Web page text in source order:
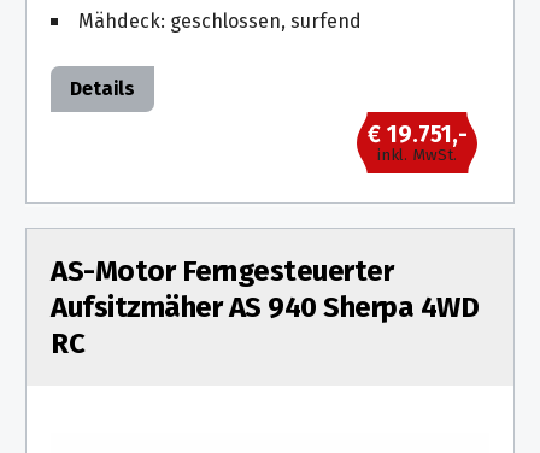
Mähdeck: geschlossen, surfend
Details
€ 19.751,-
inkl. MwSt.
AS-Motor Ferngesteuerter
Aufsitzmäher AS 940 Sherpa 4WD
RC